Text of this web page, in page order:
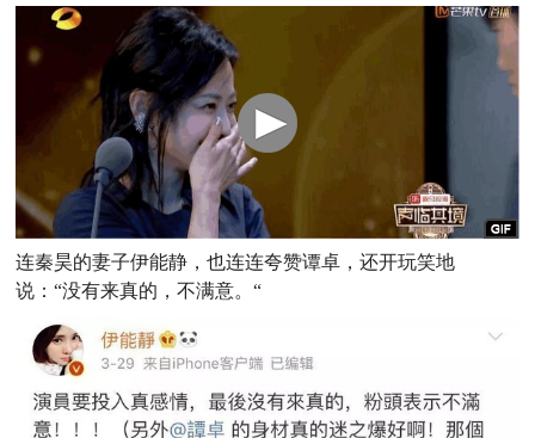
连秦昊的妻子伊能静，也连连夸赞谭卓，还开玩笑地
说：“没有来真的，不满意。“